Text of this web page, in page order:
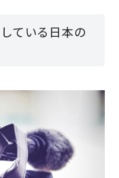
ている日本の